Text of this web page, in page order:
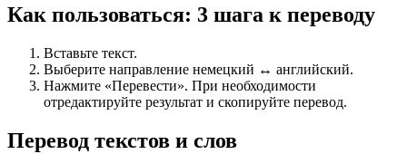
Как пользоваться: 3 шага к переводу
Вставьте текст.
Выберите направление немецкий ↔ английский.
Нажмите «Перевести». При необходимости
отредактируйте результат и скопируйте перевод.
Перевод текстов и слов